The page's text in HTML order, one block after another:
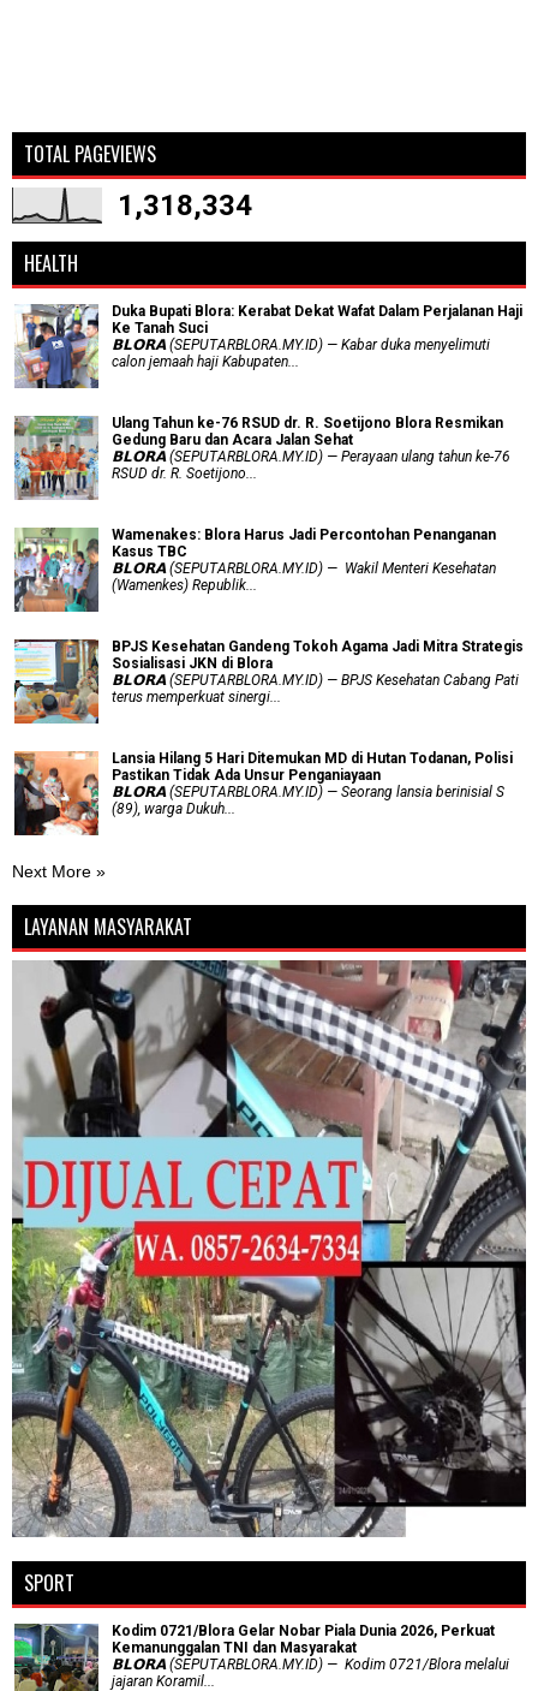
TOTAL PAGEVIEWS
1,318,334
HEALTH
Duka Bupati Blora: Kerabat Dekat Wafat Dalam Perjalanan Haji
Ke Tanah Suci
𝗕𝗟𝗢𝗥𝗔 (SEPUTARBLORA.MY.ID) — Kabar duka menyelimuti
calon jemaah haji Kabupaten...
Ulang Tahun ke-76 RSUD dr. R. Soetijono Blora Resmikan
Gedung Baru dan Acara Jalan Sehat
𝗕𝗟𝗢𝗥𝗔 (SEPUTARBLORA.MY.ID) — Perayaan ulang tahun ke-76
RSUD dr. R. Soetijono...
Wamenakes: Blora Harus Jadi Percontohan Penanganan
Kasus TBC
𝗕𝗟𝗢𝗥𝗔 (SEPUTARBLORA.MY.ID) — Wakil Menteri Kesehatan
(Wamenkes) Republik...
BPJS Kesehatan Gandeng Tokoh Agama Jadi Mitra Strategis
Sosialisasi JKN di Blora
𝗕𝗟𝗢𝗥𝗔 (SEPUTARBLORA.MY.ID) — BPJS Kesehatan Cabang Pati
terus memperkuat sinergi...
Lansia Hilang 5 Hari Ditemukan MD di Hutan Todanan, Polisi
Pastikan Tidak Ada Unsur Penganiayaan
𝗕𝗟𝗢𝗥𝗔 (SEPUTARBLORA.MY.ID) — Seorang lansia berinisial S
(89), warga Dukuh...
Next More »
LAYANAN MASYARAKAT
SPORT
Kodim 0721/Blora Gelar Nobar Piala Dunia 2026, Perkuat
Kemanunggalan TNI dan Masyarakat
𝗕𝗟𝗢𝗥𝗔 (SEPUTARBLORA.MY.ID) — Kodim 0721/Blora melalui
jajaran Koramil...